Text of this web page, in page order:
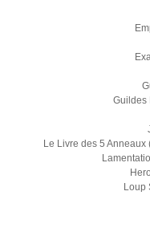
Guildes
Le Livre des 5
Loup